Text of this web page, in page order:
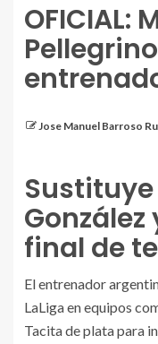
OFICIAL:
Jose Manuel Barroso
final de
El entrenador
LaLiga en equipos
Tacita de plata para